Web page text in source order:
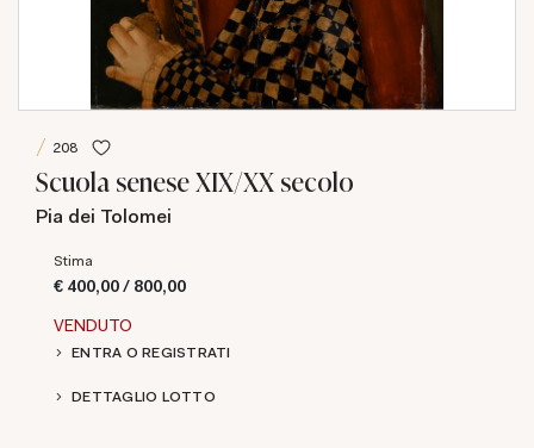
208
Scuola senese XIX/XX secolo
Pia dei Tolomei
Stima
€ 400,00 / 800,00
VENDUTO
ENTRA O REGISTRATI
DETTAGLIO LOTTO